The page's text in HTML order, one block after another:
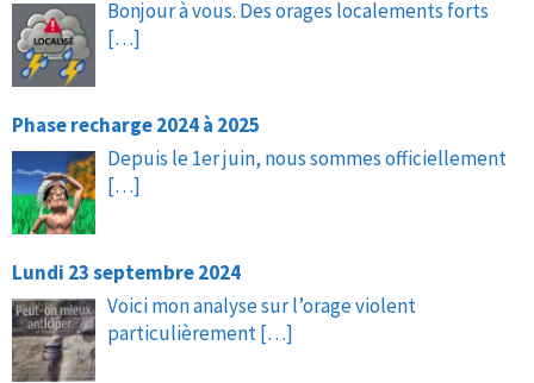
Bonjour à vous. Des orages localements forts
[…]
Phase recharge 2024 à 2025
Depuis le 1er juin, nous sommes officiellement
[…]
Lundi 23 septembre 2024
Voici mon analyse sur l’orage violent
particulièrement[…]